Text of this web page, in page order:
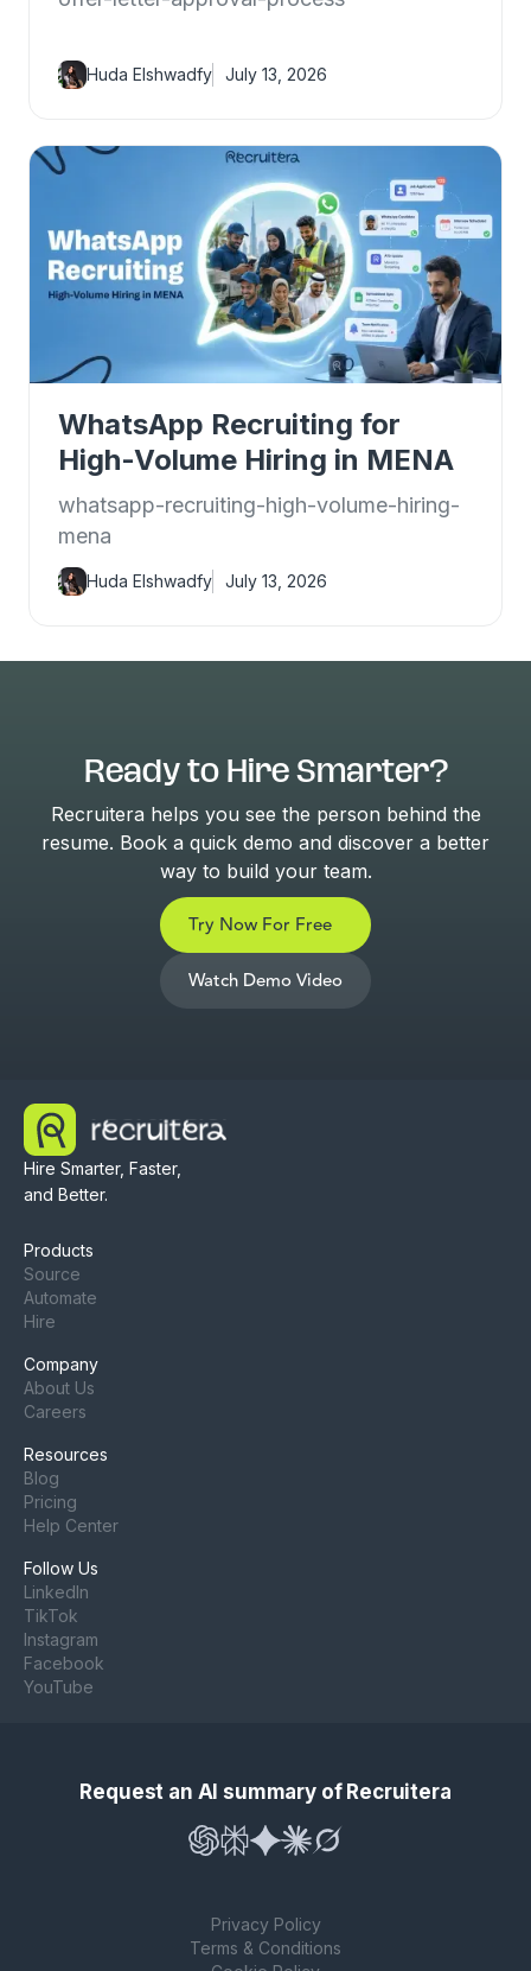
Huda Elshwadfy July 13, 2026
WhatsApp Recruiting for
High-Volume Hiring in MENA
whatsapp-recruiting-high-volume-hiring-
mena
Huda Elshwadfy July 13, 2026
Ready to Hire Smarter?
Recruitera helps you see the person behind the
resume. Book a quick demo and discover a better
way to build your team.
Try Now For Free
Watch Demo Video
Hire Smarter, Faster,
and Better.
Products
Source
Automate
Hire
Company
About Us
Careers
Resources
Blog
Pricing
Help Center
Follow Us
LinkedIn
TikTok
Instagram
Facebook
YouTube
Request an AI summary of Recruitera
Privacy Policy
Terms & Conditions